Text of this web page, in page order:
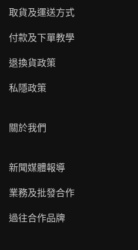
取貨及運送方式
付款及下單教學
退換貨政策
私隱政策
關於我們
新聞媒體報導
業務及批發合作
過往合作品牌